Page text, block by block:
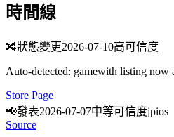
時間線
🔀狀態變更2026-07-10高可信度
Auto-detected: gamewith listing now
Store Page
📢發表2026-07-07中等可信度jpios
Source